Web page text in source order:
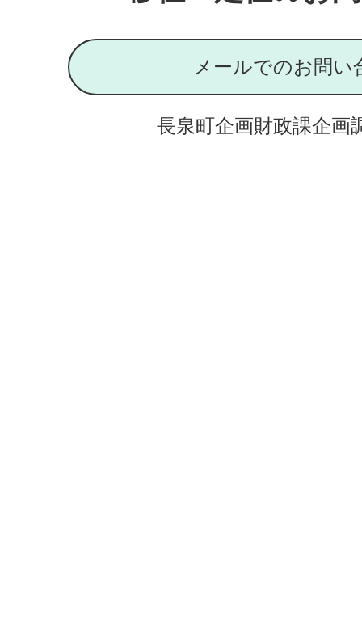
メールでのお問い
長泉町企画財政課企画